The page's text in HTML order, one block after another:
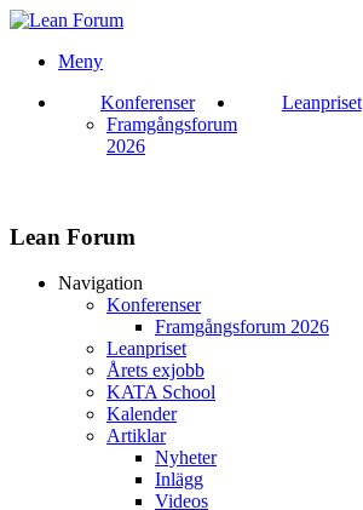
Meny
Konferenser
Framgångsforum
2026
Leanpriset
Lean Forum
Navigation
Konferenser
Framgångsforum 2026
Leanpriset
Årets exjobb
KATA School
Kalender
Artiklar
Nyheter
Inlägg
Videos